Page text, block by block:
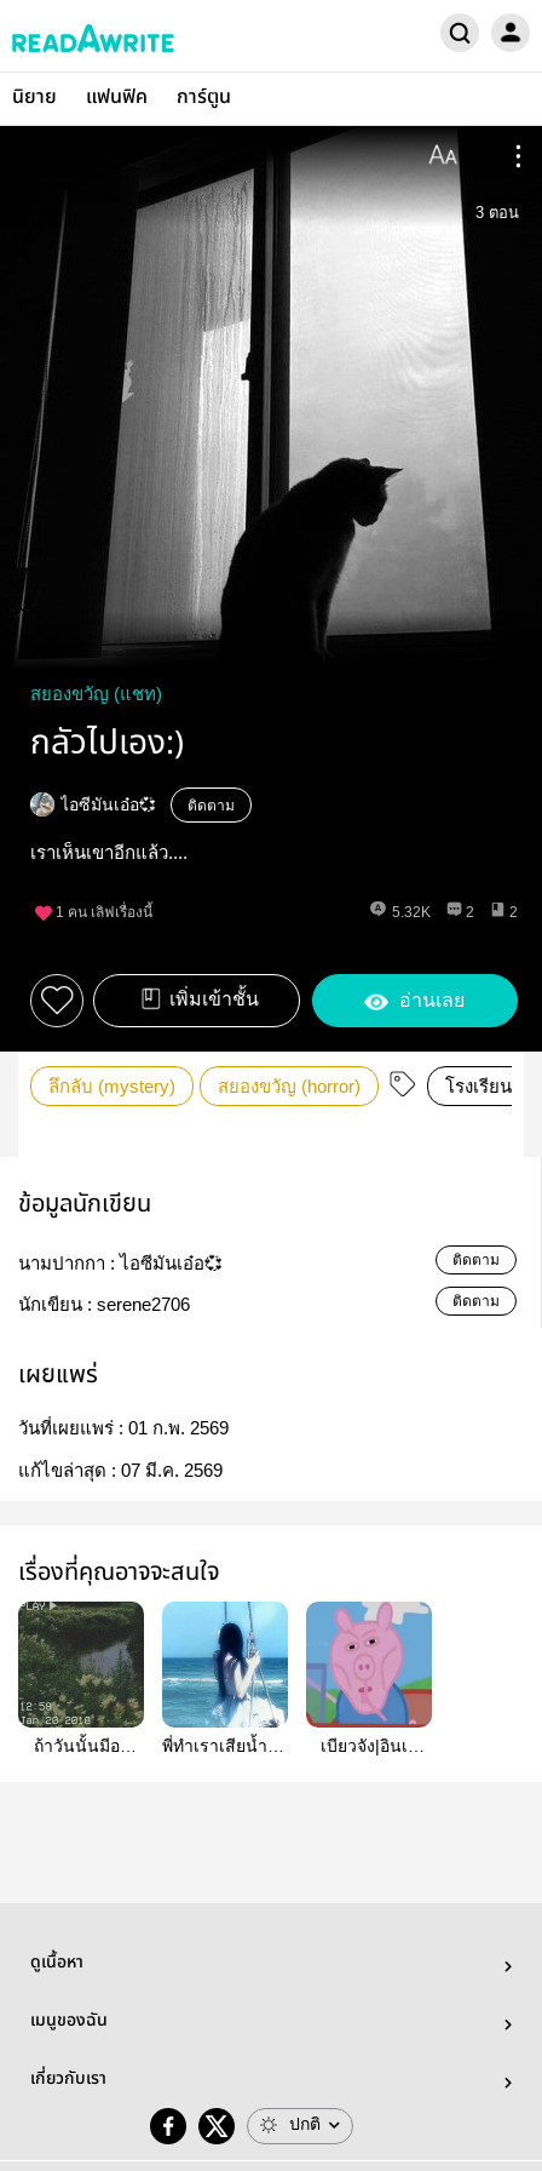
นิยาย แฟนฟิค การ์ตูน
3 ตอน
สยองขวัญ (แชท)
กลัวไปเอง:)
ไอซีมันเอ๋อ💞 ติดตาม
เราเห็นเขาอีกแล้ว....
1 คน เลิฟเรื่องนี้ 5.32K 2 2
เพิ่มเข้าชั้น อ่านเลย
ลึกลับ (mystery) สยองขวัญ (horror) โรงเรียน
ข้อมูลนักเขียน
นามปากกา :ไอซีมันเอ๋อ💞 ติดตาม
นักเขียน : serene2706 ติดตาม
เผยแพร่
วันที่เผยแพร่ : 01 ก.พ. 2569
แก้ไขล่าสุด : 07 มี.ค. 2569
เรื่องที่คุณอาจจะสนใจ
ถ้าวันนั้นมีอยู่
พี่ทำเราเสียน้ำตา
เบียวจัง|อินเต
ดูเนื้อหา
เมนูของฉัน
เกี่ยวกับเรา
ปกติ